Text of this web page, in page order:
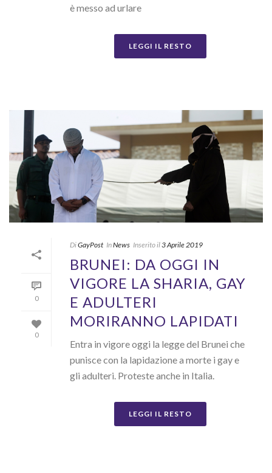
è messo ad urlare
LEGGI IL RESTO
0
0
DiGayPost InNews Inserito il3 Aprile 2019
BRUNEI: DA OGGI IN
VIGORE LA SHARIA, GAY
E ADULTERI
MORIRANNO LAPIDATI
Entra in vigore oggi la legge del Brunei che
punisce con la lapidazione a morte i gay e
gli adulteri. Proteste anche in Italia.
LEGGI IL RESTO